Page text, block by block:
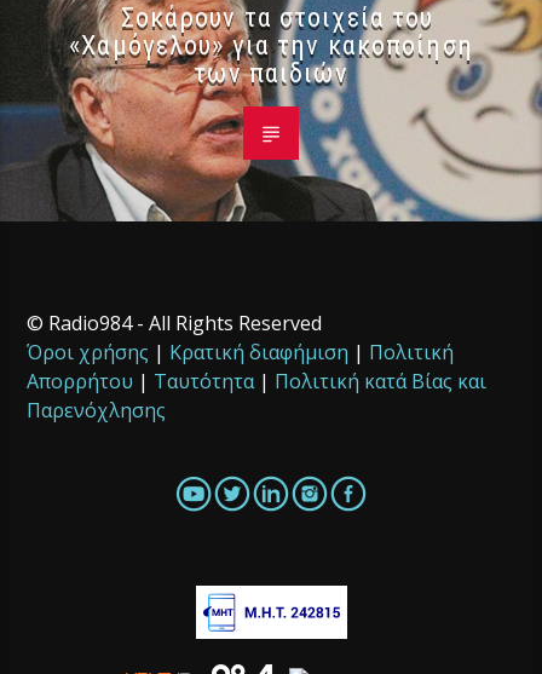
Σοκάρουν τα στοιχεία του
«Χαμόγελου» για την κακοποίηση
των παιδιών
© Radio984 - All Rights Reserved
Όροι χρήσης | Κρατική διαφήμιση | Πολιτική
Απορρήτου | Ταυτότητα| Πολιτική κατά Βίας και
Παρενόχλησης